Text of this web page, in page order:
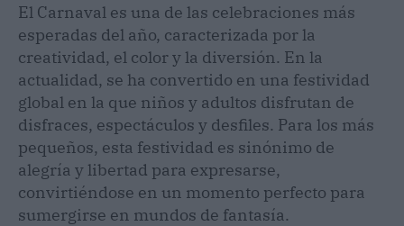
El Carnaval es una de las celebraciones más
esperadas del año, caracterizada por la
creatividad, el color y la diversión. En la
actualidad, se ha convertido en una festividad
global en la que niños y adultos disfrutan de
disfraces, espectáculos y desfiles. Para los más
pequeños, esta festividad es sinónimo de
alegría y libertad para expresarse,
convirtiéndose en un momento perfecto para
sumergirse en mundos de fantasía.